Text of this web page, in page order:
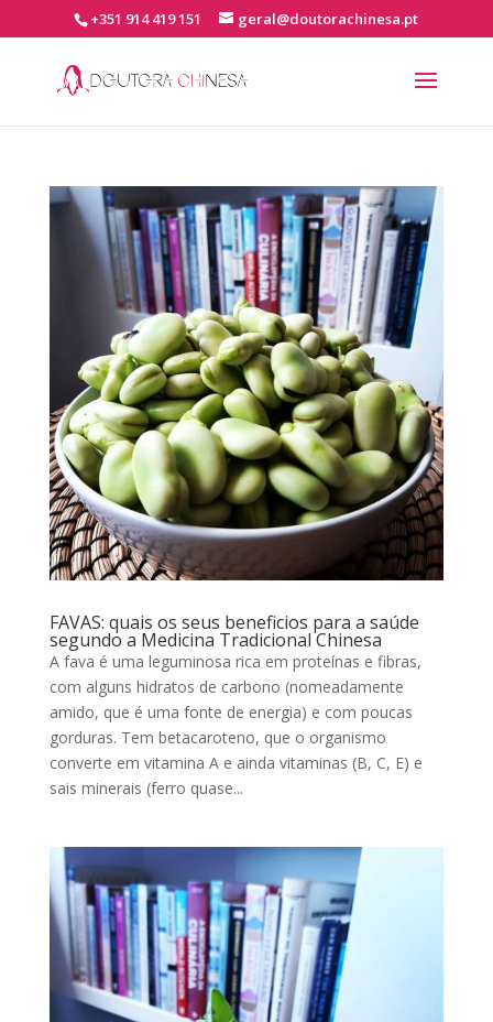
+351 914 419 151 geral@doutorachinesa.pt
FAVAS: quais os seus beneficios para a saúde
segundo a Medicina Tradicional Chinesa
A fava é uma leguminosa rica em proteínas e fibras,
com alguns hidratos de carbono (nomeadamente
amido, que é uma fonte de energia) e com poucas
gorduras. Tem betacaroteno, que o organismo
converte em vitamina A e ainda vitaminas (B, C, E) e
sais minerais (ferro quase...